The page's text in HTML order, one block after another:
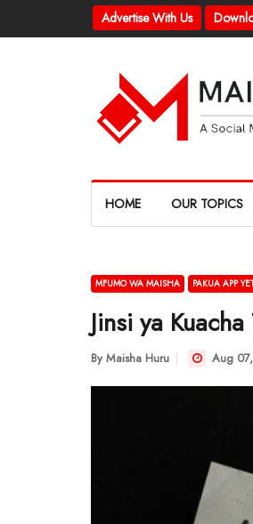
Advertise With Us
HOME OUR TOPICS
MFUMO WA MAISHA PAKUA APP
Jinsi ya
By Maisha Huru Aug